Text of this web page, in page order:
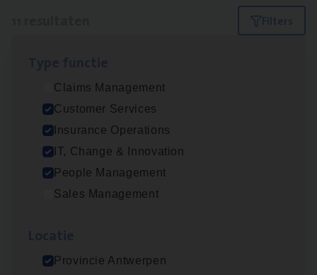
Filters
Claims Management
Customer Services
Insurance Operations
IT, Change & Innovation
People Management
Sales Management
Provincie Antwerpen
Busi­ness Analyst
IT, Change & Innovation
Antwerpen
(Agi­le)IT Pro­ject Manager